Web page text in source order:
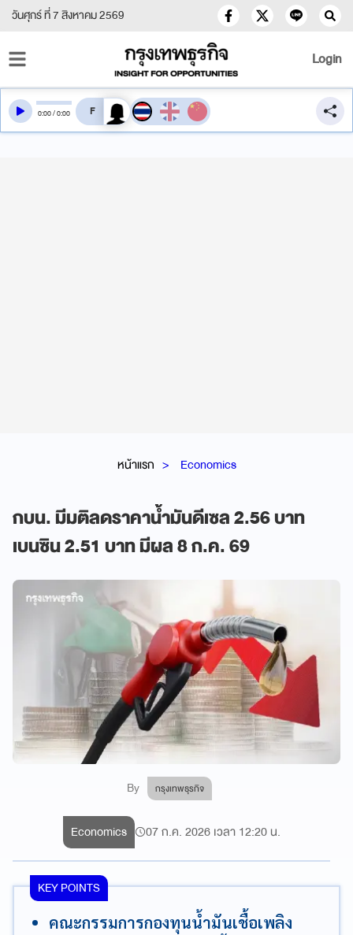
วันศุกร์ ที่ 7 สิงหาคม 2569
Login
หน้าแรก Economics
กบน. มีมติลดราคาน้ำมันดีเซล 2.56 บาท
เบนซิน 2.51 บาท มีผล 8 ก.ค. 69
By กรุงเทพธุรกิจ
0:00/0:00 สลับเสียงอ่าน
Economics 07 ก.ค. 2026 เวลา 12:20 น.
KEY POINTS
คณะกรรมการกองทุนน้ำมันเชื้อเพลิง